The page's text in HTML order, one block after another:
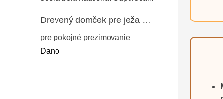
Drevený domček pre ježa – záhradný úkryt z opaľovaného dreva s vodoodolnou strechou 50 cm
pre pokojné prezimovanie
Dano